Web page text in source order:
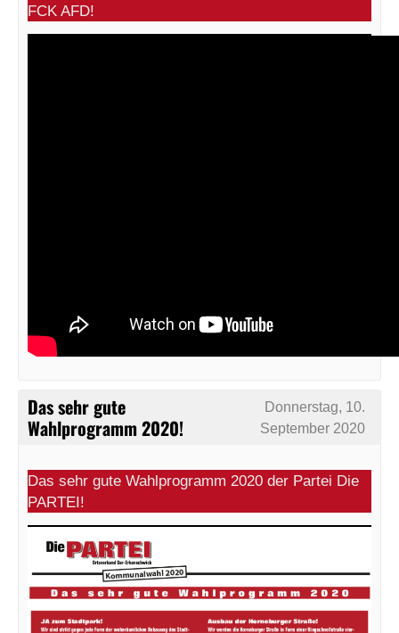
FCK AFD!
Das sehr gute
Wahlprogramm 2020!
Donnerstag, 10.
September 2020
Das sehr gute Wahlprogramm 2020 der Partei Die
PARTEI!